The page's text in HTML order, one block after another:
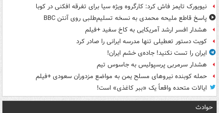
نیویورک تایمز فاش کرد: کارگروه ویژه سیا برای تفرقه افکنی در کوبا
پاسخ قاطع ملیحه محمدی به نسخه تسلیم‌طلبی روی آنتن BBC
هشدار افسر ارشد آمریکایی به کاخ سفید +فیلم
کویت دستور تعطیلی تنها مدرسه ایرانی را صادر کرد
ایران را تست نکنید! جاده‌ی خشم ایران!
هشدار سرمربی پرسپولیس به جاسوس تیم
حمله کوبنده نیروهای مسلح یمن به مواضع مزدوران سعودی +فیلم
ایالات متحده واقعاً یک «ببر کاغذی» است!
حوادث